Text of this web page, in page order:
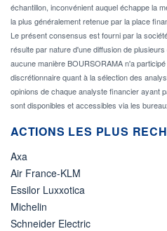
échantillon, inconvénient auquel échappe la
la plus généralement retenue par la place
Le présent consensus est fourni par la
résulte par nature d'une diffusion de
aucune manière BOURSORAMA n'a
discrétionnaire quant à la sélection des
opinions de chaque analyste financier ayant
sont disponibles et accessibles via les
ACTIONS LES PLUS
Axa
Air France-KLM
Essilor Luxxotica
Michelin
Schneider Electric